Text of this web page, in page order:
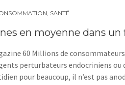
SANTÉ
en moyenne dans un
60 Millions de
perturbateurs endocriniens ou
pour beaucoup, il n’est pas